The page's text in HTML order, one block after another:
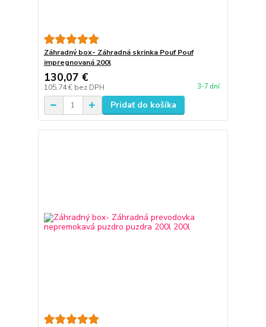
Záhradný box- Záhradná skrinka Pouf Pouf
impregnovaná 200l
130,07 €
105,74 € bez DPH 3-7 dní
Pridať do košíka